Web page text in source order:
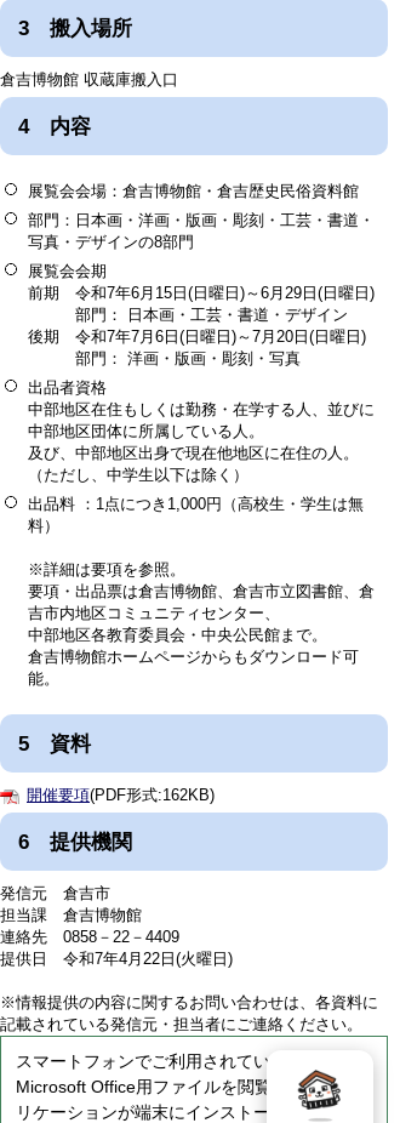
3 搬入場所
倉吉博物館 収蔵庫搬入口
4 内容
展覧会会場：倉吉博物館・倉吉歴史民俗資料館
部門：日本画・洋画・版画・彫刻・工芸・書道・
写真・デザインの8部門
展覧会会期
前期 令和7年6月15日(日曜日)～6月29日(日曜日)
部門： 日本画・工芸・書道・デザイン
後期 令和7年7月6日(日曜日)～7月20日(日曜日)
部門： 洋画・版画・彫刻・写真
出品者資格
中部地区在住もしくは勤務・在学する人、並びに
中部地区団体に所属している人。
及び、中部地区出身で現在他地区に在住の人。
（ただし、中学生以下は除く）
出品料 ：1点につき1,000円（高校生・学生は無
料）
※詳細は要項を参照。
要項・出品票は倉吉博物館、倉吉市立図書館、倉
吉市内地区コミュニティセンター、
中部地区各教育委員会・中央公民館まで。
倉吉博物館ホームページからもダウンロード可
能。
5 資料
開催要項(PDF形式:162KB)
6 提供機関
発信元 倉吉市
担当課 倉吉博物館
連絡先 0858－22－4409
提供日 令和7年4月22日(火曜日)
※情報提供の内容に関するお問い合わせは、各資料に
記載されている発信元・担当者にご連絡ください。
スマートフォンでご利用されている場合、
Microsoft Office用ファイルを閲覧できるアプ
リケーションが端末にインストールされていな